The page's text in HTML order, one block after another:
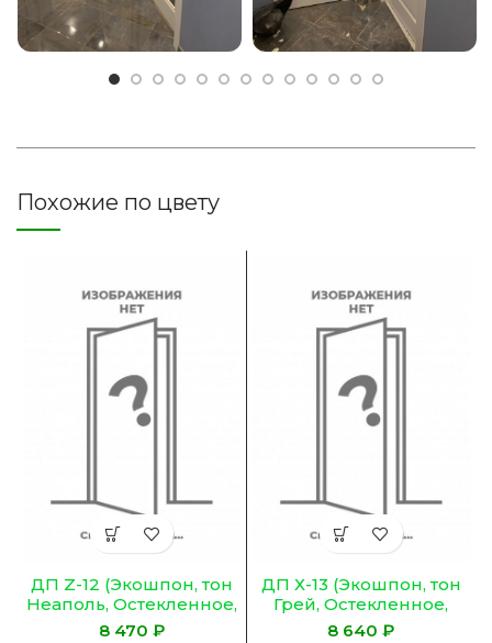
Похожие по цвету
ДП Z-12 (Экошпон, тон
Неаполь, Остекленное,
Сатинат ГРАНИТ
₽
ДП Х-13 (Экошпон, тон
Грей, Остекленное,
Сатинат ГРАНИТ
₽